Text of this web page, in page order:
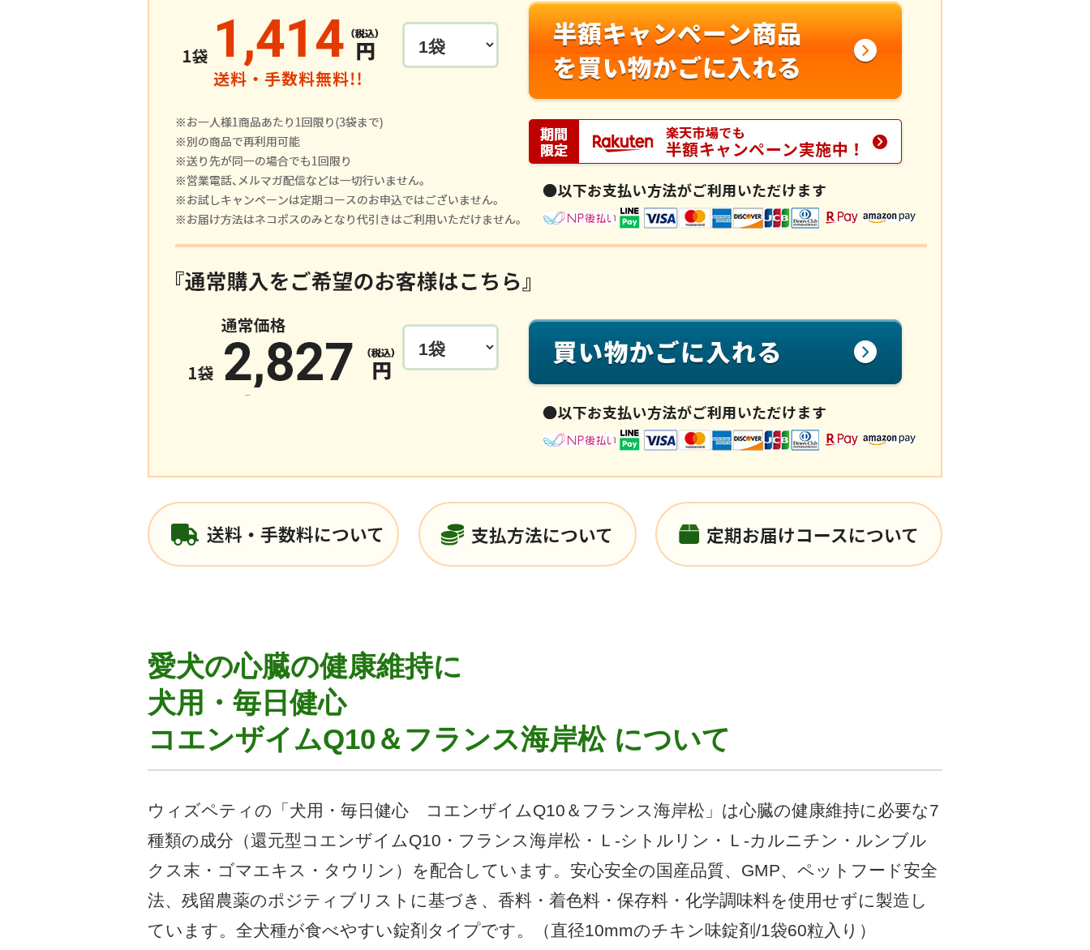
愛犬の心臓の健康維持に
犬用・毎日健心
コエンザイムQ10＆フランス海岸松 について
ウィズペティの「犬用・毎日健心 コエンザイムQ10＆フランス海岸松」は心臓の健康維持に必要な7
種類の成分（還元型コエンザイムQ10・フランス海岸松・Ｌ-シトルリン・Ｌ-カルニチン・ルンブル
クス末・ゴマエキス・タウリン）を配合しています。安心安全の国産品質、GMP、ペットフード安全
法、残留農薬のポジティブリストに基づき、香料・着色料・保存料・化学調味料を使用せずに製造し
ています。全犬種が食べやすい錠剤タイプです。（直径10mmのチキン味錠剤/1袋60粒入り）